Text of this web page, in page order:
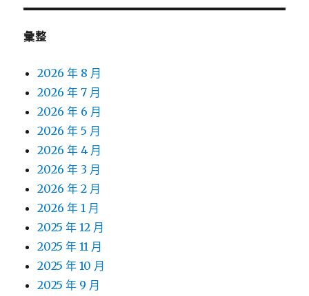
彙整
2026 年 8 月
2026 年 7 月
2026 年 6 月
2026 年 5 月
2026 年 4 月
2026 年 3 月
2026 年 2 月
2026 年 1 月
2025 年 12 月
2025 年 11 月
2025 年 10 月
2025 年 9 月